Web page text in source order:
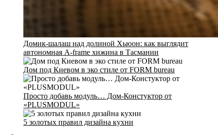
Домик-шалаш над долиной Хьюон: как выглядит
автономная A-frame хижина в Тасмании
Дом под Киевом в эко стиле от FORM bureau
Просто добавь модуль… Дом-Констуктор от
«PLUSMODUL»
5 золотых правил дизайна кухни